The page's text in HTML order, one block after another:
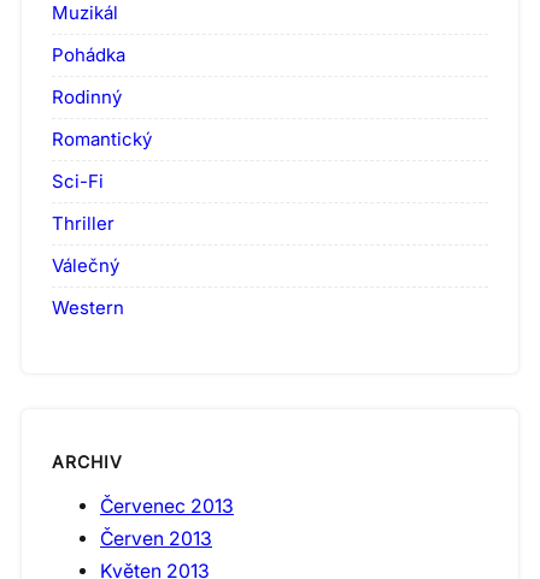
Muzikál
Pohádka
Rodinný
Romantický
Sci-Fi
Thriller
Válečný
Western
ARCHIV
Červenec 2013
Červen 2013
Květen 2013